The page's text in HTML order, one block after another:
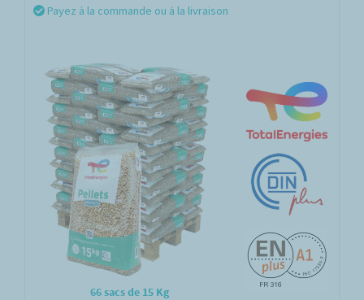
66 sacs de 15 Kg
Payez à la commande ou à la livraison